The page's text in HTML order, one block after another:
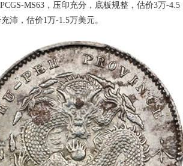
MS63，压印充分，底板规整，估价3万-4.5
沛，估价1万-1.5万美元。